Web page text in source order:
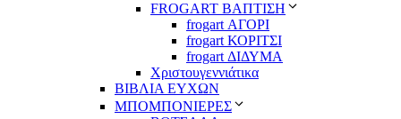
FROGART ΒΑΠΤΙΣΗ
frogart ΑΓΟΡΙ
frogart ΚΟΡΙΤΣΙ
frogart ΔΙΔΥΜΑ
Χριστουγεννιάτικα
ΒΙΒΛΙΑ ΕΥΧΩΝ
ΜΠΟΜΠΟΝΙΕΡΕΣ